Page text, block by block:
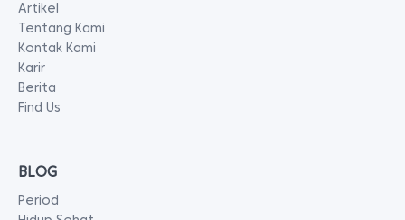
Artikel
Tentang Kami
Kontak Kami
Karir
Berita
Find Us
BLOG
Period